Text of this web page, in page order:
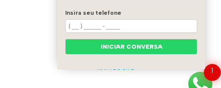
QUEM SOMOS
CONTATO
1
Insira seu telefone
INICIAR CONVERSA